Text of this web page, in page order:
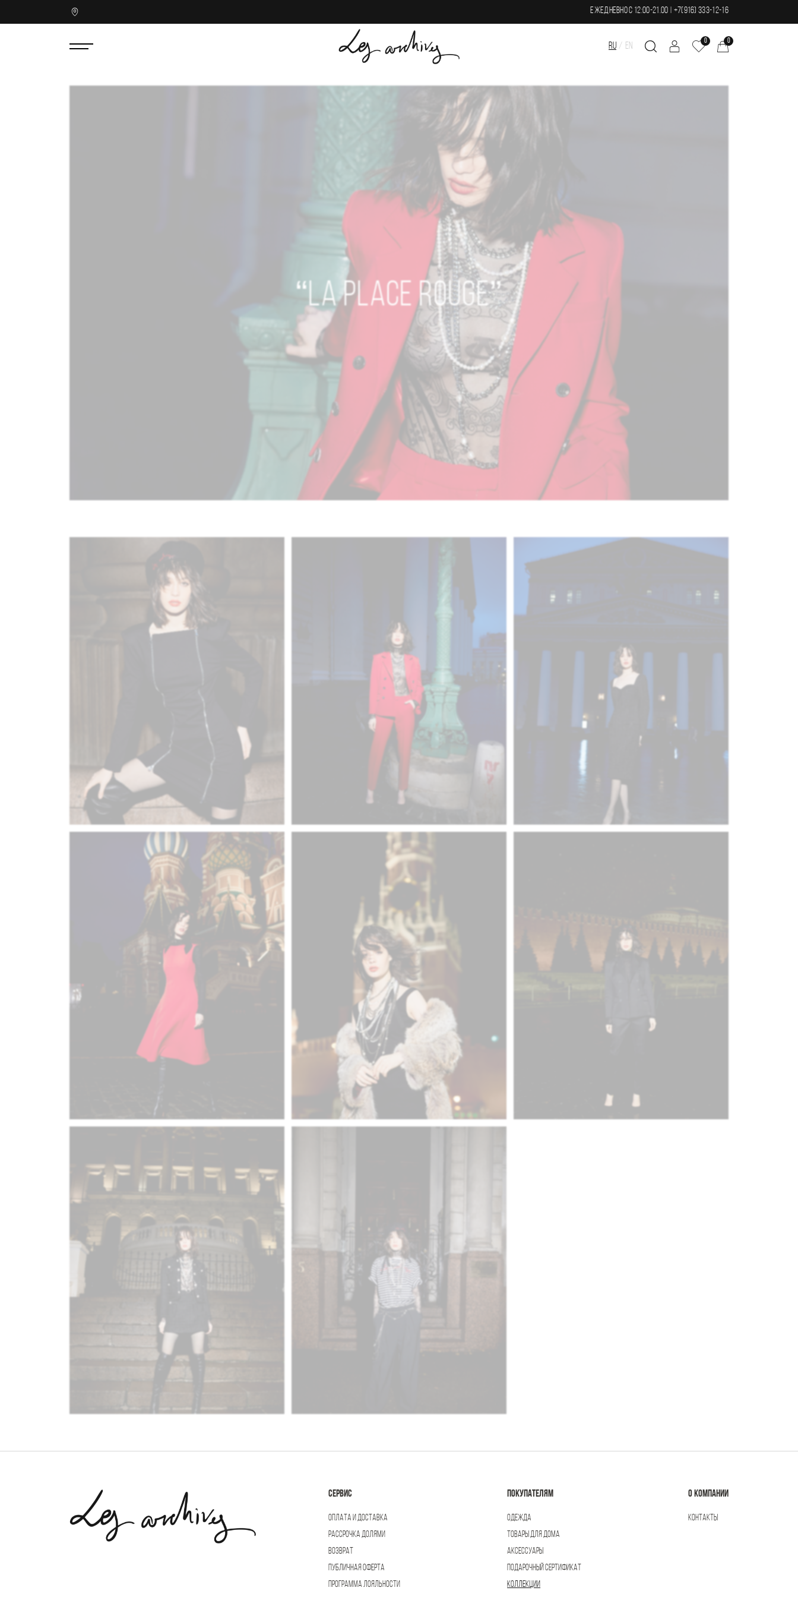
ЕЖЕДНЕВНО С 12:00-21.00 | +7(916) 333-12-16
RU EN
0 0
“LA PLACE ROUGE”
СЕРВИС
ОПЛАТА И ДОСТАВКА
РАССРОЧКА ДОЛЯМИ
ВОЗВРАТ
ПУБЛИЧНАЯ ОФЕРТА
ПРОГРАММА ЛОЯЛЬНОСТИ
ПОКУПАТЕЛЯМ
ОДЕЖДА
ТОВАРЫ ДЛЯ ДОМА
АКСЕССУАРЫ
ПОДАРОЧНЫЙ СЕРТИФИКАТ
КОЛЛЕКЦИИ
О КОМПАНИИ
КОНТАКТЫ